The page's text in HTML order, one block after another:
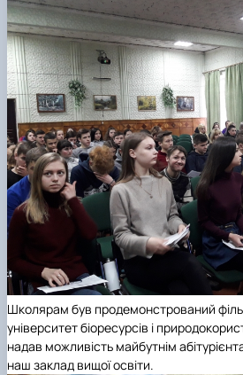
Школярам був продемонстрований
університет біоресурсів і
надав можливість майбутнім
наш заклад вищої освіти.